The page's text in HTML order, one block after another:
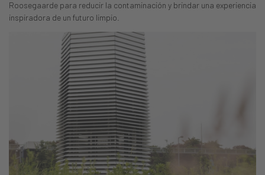
Roosegaarde para reducir la contaminación y brindar una experiencia
inspiradora de un futuro limpio.